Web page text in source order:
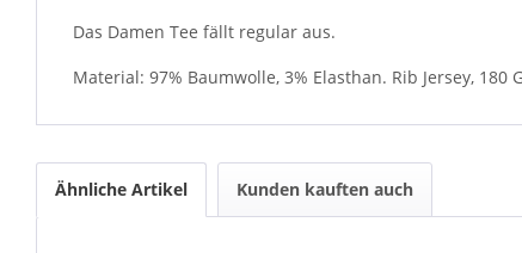
Das Damen Tee fällt regular aus.
Material: 97% Baumwolle, 3% Elasthan. Rib Jersey, 180
Ähnliche Artikel Kunden kauften auch